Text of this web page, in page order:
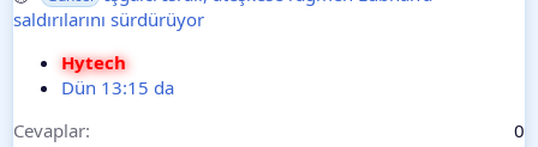
saldırılarını sürdürüyor
Hytech
Dün 13:15 da
Cevaplar
0